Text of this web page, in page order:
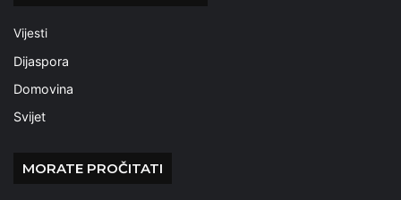
Vijesti
Dijaspora
Domovina
Svijet
MORATE PROČITATI